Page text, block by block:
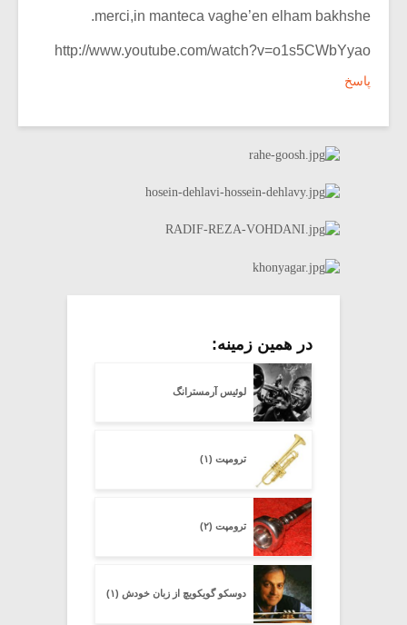
merci,in manteca vaghe’en elham bakhshe.
http://www.youtube.com/watch?v=o1s5CWbYyao
پاسخ
در همین زمینه:
لوئیس آرمسترانگ
ترومپت (۱)
ترومپت (۲)
دوسکو گویکویچ از زبان خودش (۱)